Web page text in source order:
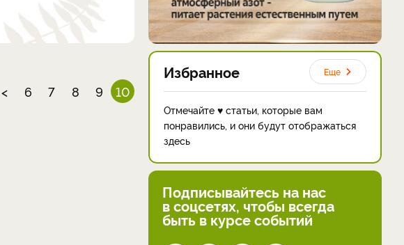
< 6 7 8 9 10
Избранное Еще
Отмечайте ♥ статьи, которые вам
понравились, и они будут отображаться
здесь
Подписывайтесь на нас
в соцсетях, чтобы всегда
быть в курсе событий